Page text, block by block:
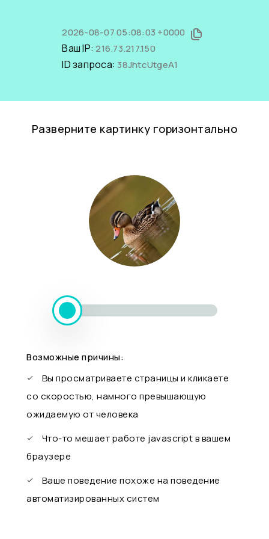
2026-08-07 05:08:03 +0000
Ваш IP:216.73.217.150
ID запроса: 38JhtcUtgeA1
Разверните картинку горизонтально
Возможные причины:
Вы просматриваете страницы и кликаете
со скоростью, намного превышающую
ожидаемую от человека
Что-то мешает работе javascript в вашем
браузере
Ваше поведение похоже на поведение
автоматизированных систем